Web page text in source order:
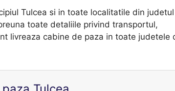
Tulcea si in toate localitatile din judetul
toate detaliile privind transportul,
livreaza cabine de paza in toate judetele